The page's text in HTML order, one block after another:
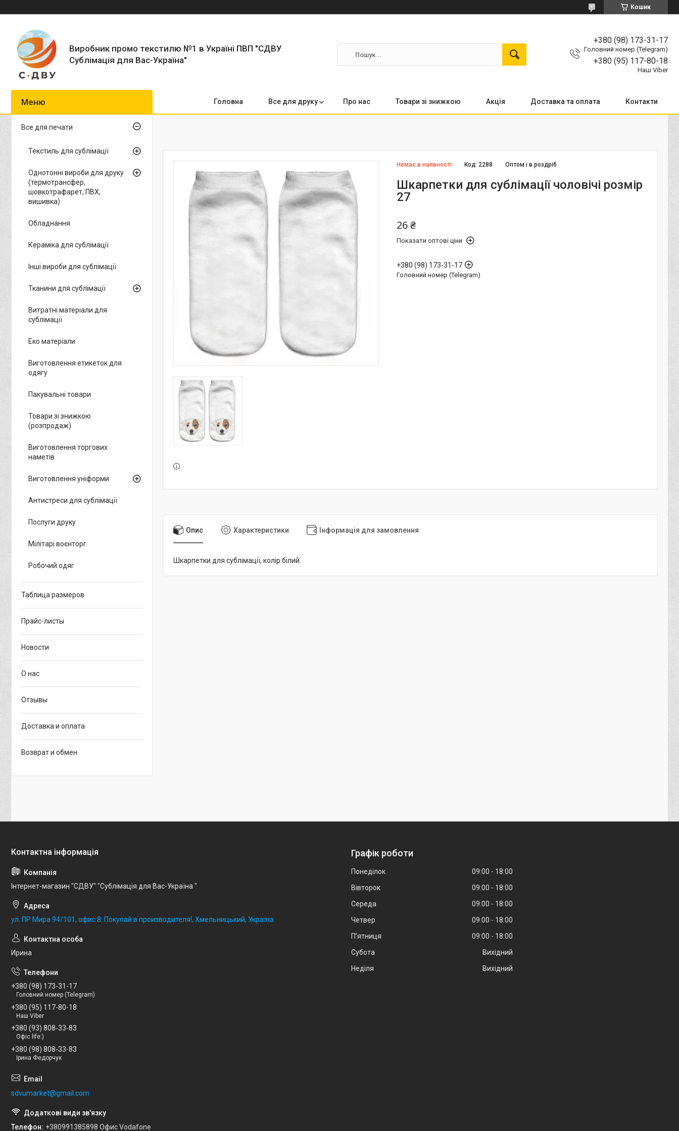
Кошик
Виробник промо текстилю №1 в Україні ПВП "СДВУ
Сублімація для Вас-Україна"
+380 (98) 173-31-17
Головний номер (Telegram)
+380 (95) 117-80-18
Наш Viber
Головна Все для друку Про нас Товари зі знижкою Акція Доставка та оплата Контакти
Немає в наявності Оптом і в роздріб
Код: 2288
Шкарпетки для сублімації чоловічі розмір
27
26 ₴
Показати оптові ціни
+380 (98) 173-31-17
Головний номер (Telegram)
Опис Характеристики Інформація для замовлення
Шкарпетки для сублімації, колір білий.
Все для печати
Текстиль для сублімації
Однотонні вироби для друку
(термотрансфер,
шовкотрафарет, ПВХ,
вишивка)
Обладнання
Кераміка для сублімації
Інші вироби для сублімації
Тканини для сублімації
Витратні матеріали для
сублімації
Еко матеріали
Виготовлення етикеток для
одягу
Пакувальні товари
Товари зі знижкою
(розпродаж)
Виготовлення торгових
наметів
Виготовлення уніформи
Антистреси для сублімації
Послуги друку
Мілітарі воєнторг
Робочий одяг
Таблица размеров
Прайс-листы
Новости
О нас
Отзывы
Доставка и оплата
Возврат и обмен
Інтернет-магазин "СДВУ" "Сублімація для Вас-Україна "
ул. ПР Мира 94/101, офис 8. Покупай в производителя!, Хмельницький, Україна
Ирина
+380 (98) 173-31-17
Головний номер (Telegram)
+380 (95) 117-80-18
Наш Viber
+380 (93) 808-33-83
Офіс life:)
+380 (98) 808-33-83
Ірина Федорчук
sdvumarket@gmail.com
Телефон +380991385898 Офис Vodafone
Графік роботи
Понеділок 09:00
18:00
Вівторок
09:00
18:00
Середа
09:00
18:00
Четвер
09:00
18:00
Пʼятниця
09:00
18:00
Субота
Вихідний
Неділя
Вихідний